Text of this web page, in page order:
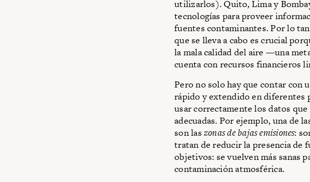
utilizarlos). Quito, Lima y
tecnologías para proveer
fuentes contaminantes. Por lo
que se lleva a cabo es crucial
la mala calidad del aire —una
cuenta con recursos financieros
Pero no solo hay que contar con
rápido y extendido en diferentes
usar correctamente los datos
adecuadas. Por ejemplo, una de
son laszonas de bajas emisiones:
tratan de reducir la presencia de
objetivos: se vuelven más sanas
contaminación atmosférica.